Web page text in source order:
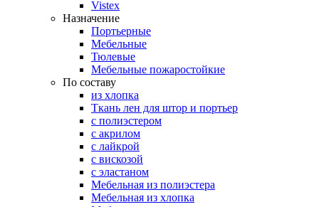
Vistex
Назначение
Портьерные
Мебельные
Тюлевые
Мебельные пожаростойкие
По составу
из хлопка
Ткань лен для штор и портьер
с полиэстером
с акрилом
с лайкрой
с вискозой
с эластаном
Мебельная из полиэстера
Мебельная из хлопка